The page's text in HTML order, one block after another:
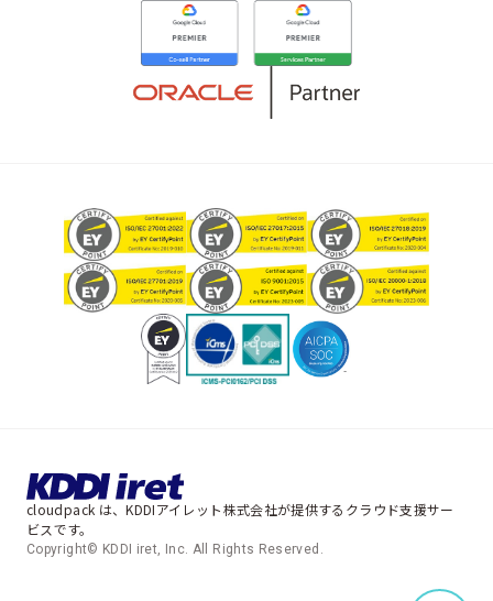
cloudpack は、KDDIアイレット株式会社が提供するクラウド支援サー
ビスです。
Copyright© KDDI iret, Inc. All Rights Reserved.